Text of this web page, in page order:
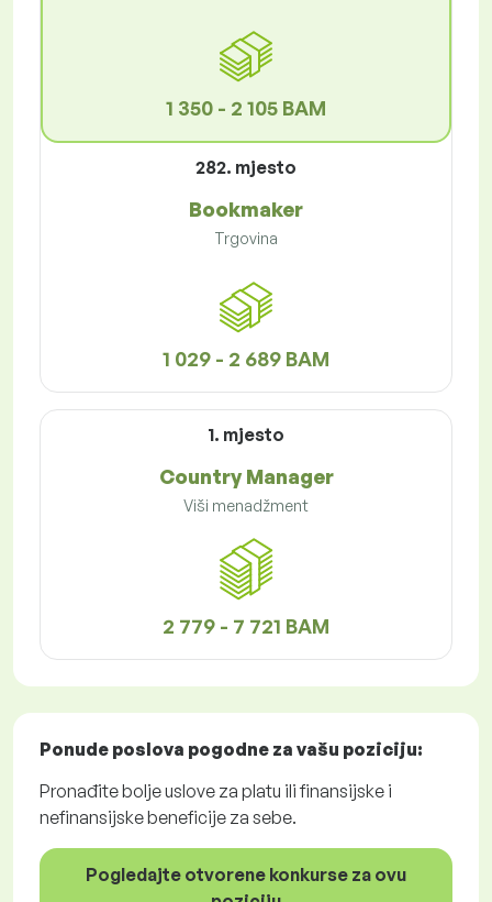
1 350 - 2 105 BAM
282. mjesto
Bookmaker
Trgovina
1 029 - 2 689 BAM
1. mjesto
Country Manager
Viši menadžment
2 779 - 7 721 BAM
Ponude poslova pogodne za vašu poziciju:
Pronađite bolje uslove za platu ili finansijske i
nefinansijske beneficije za sebe.
Pogledajte otvorene konkurse za ovu